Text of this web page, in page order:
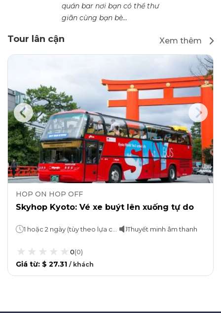
quán bar nơi bạn có thể thư
giãn cùng bạn bè...
Tour lân cận Xem thêm
HOP ON HOP OFF
Skyhop Kyoto: Vé xe buýt lên xuống tự do
Thuyết minh âm thanh
0(0)
Giá từ: $ 27.31 / khách